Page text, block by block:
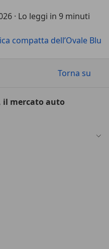
· Lo leggi in 9 minuti
compatta dell’Ovale Blu
Torna su
il mercato auto